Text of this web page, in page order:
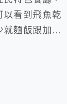
以看到飛魚乾
麵飯跟加點
有不少顧客
下次希望室